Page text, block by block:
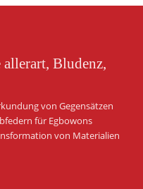
Bludenz,
von Gegensätzen
für Egbowons
von Materialien